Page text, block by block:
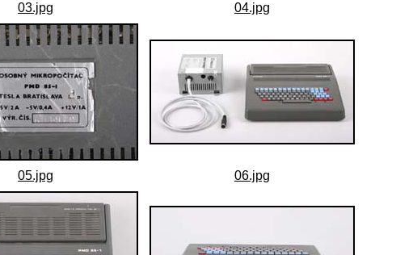
03.jpg 04.jpg
05.jpg 06.jpg